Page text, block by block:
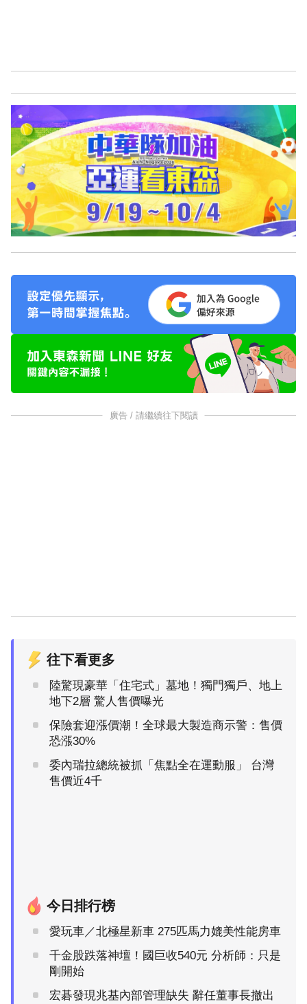
廣告 / 請繼續往下閱讀
往下看更多
陸驚現豪華「住宅式」墓地！獨門獨戶、地上
地下2層 驚人售價曝光
保險套迎漲價潮！全球最大製造商示警：售價
恐漲30%
委內瑞拉總統被抓「焦點全在運動服」 台灣
售價近4千
今日排行榜
愛玩車／北極星新車 275匹馬力媲美性能房車
千金股跌落神壇！國巨收540元 分析師：只是
剛開始
宏碁發現兆基內部管理缺失 辭任董事長撤出